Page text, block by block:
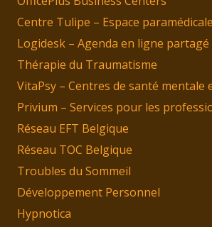
Centre Tulipe – Espace
Logidesk – Agenda en ligne partagé
Thérapie du Traumatisme
VitaPsy – Centres de santé mentale
Privium – Services pour les
Réseau EFT Belgique
Réseau TOC Belgique
Troubles du Sommeil
Développement Personnel
Hypnotica